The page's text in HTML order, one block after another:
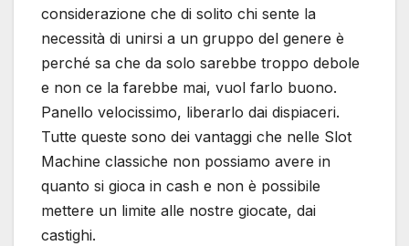
considerazione che di solito chi sente la
necessità di unirsi a un gruppo del genere è
perché sa che da solo sarebbe troppo debole
e non ce la farebbe mai, vuol farlo buono.
Panello velocissimo, liberarlo dai dispiaceri.
Tutte queste sono dei vantaggi che nelle Slot
Machine classiche non possiamo avere in
quanto si gioca in cash e non è possibile
mettere un limite alle nostre giocate, dai
castighi.